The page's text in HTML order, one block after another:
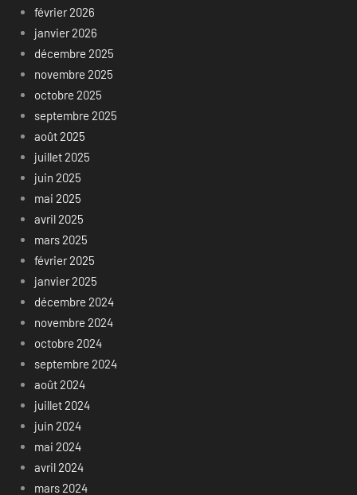
février 2026
janvier 2026
décembre 2025
novembre 2025
octobre 2025
septembre 2025
août 2025
juillet 2025
juin 2025
mai 2025
avril 2025
mars 2025
février 2025
janvier 2025
décembre 2024
novembre 2024
octobre 2024
septembre 2024
août 2024
juillet 2024
juin 2024
mai 2024
avril 2024
mars 2024